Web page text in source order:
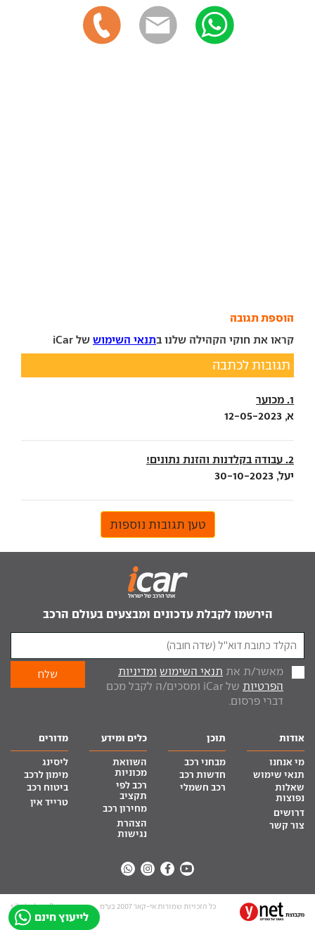
הוספת תגובה
קראו את חוקי הקהילה שלנו בתנאי השימוש של iCar
תגובות לכתבה
1. מכוער
א, 12-05-2023
2. עבודה בקלדנות והזנת נתונים!
יעל, 30-10-2023
טען תגובות נוספות
לייעוץ חינם
הירשמו לקבלת עדכונים ומבצעים בעולם הרכב
מאשר/ת את תנאי השימוש ומדיניות
הפרטיות
של iCar ומסכים/ה לקבל מכם
דברי פרסום.
אודות
מי אנחנו
תנאי שימוש
שאלות
נפוצות
דרושים
צור קשר
תוכן
מבחני רכב
חדשות רכב
רכב חשמלי
כלים ומידע
השוואת
מכוניות
רכב לפי
תקציב
מחירון רכב
הצהרת
נגישות
מדורים
ליסינג
מימון לרכב
ביטוח רכב
טרייד אין
כל הזכויות שמורות אי-קאר 2007 בע”מ site by tq.soft